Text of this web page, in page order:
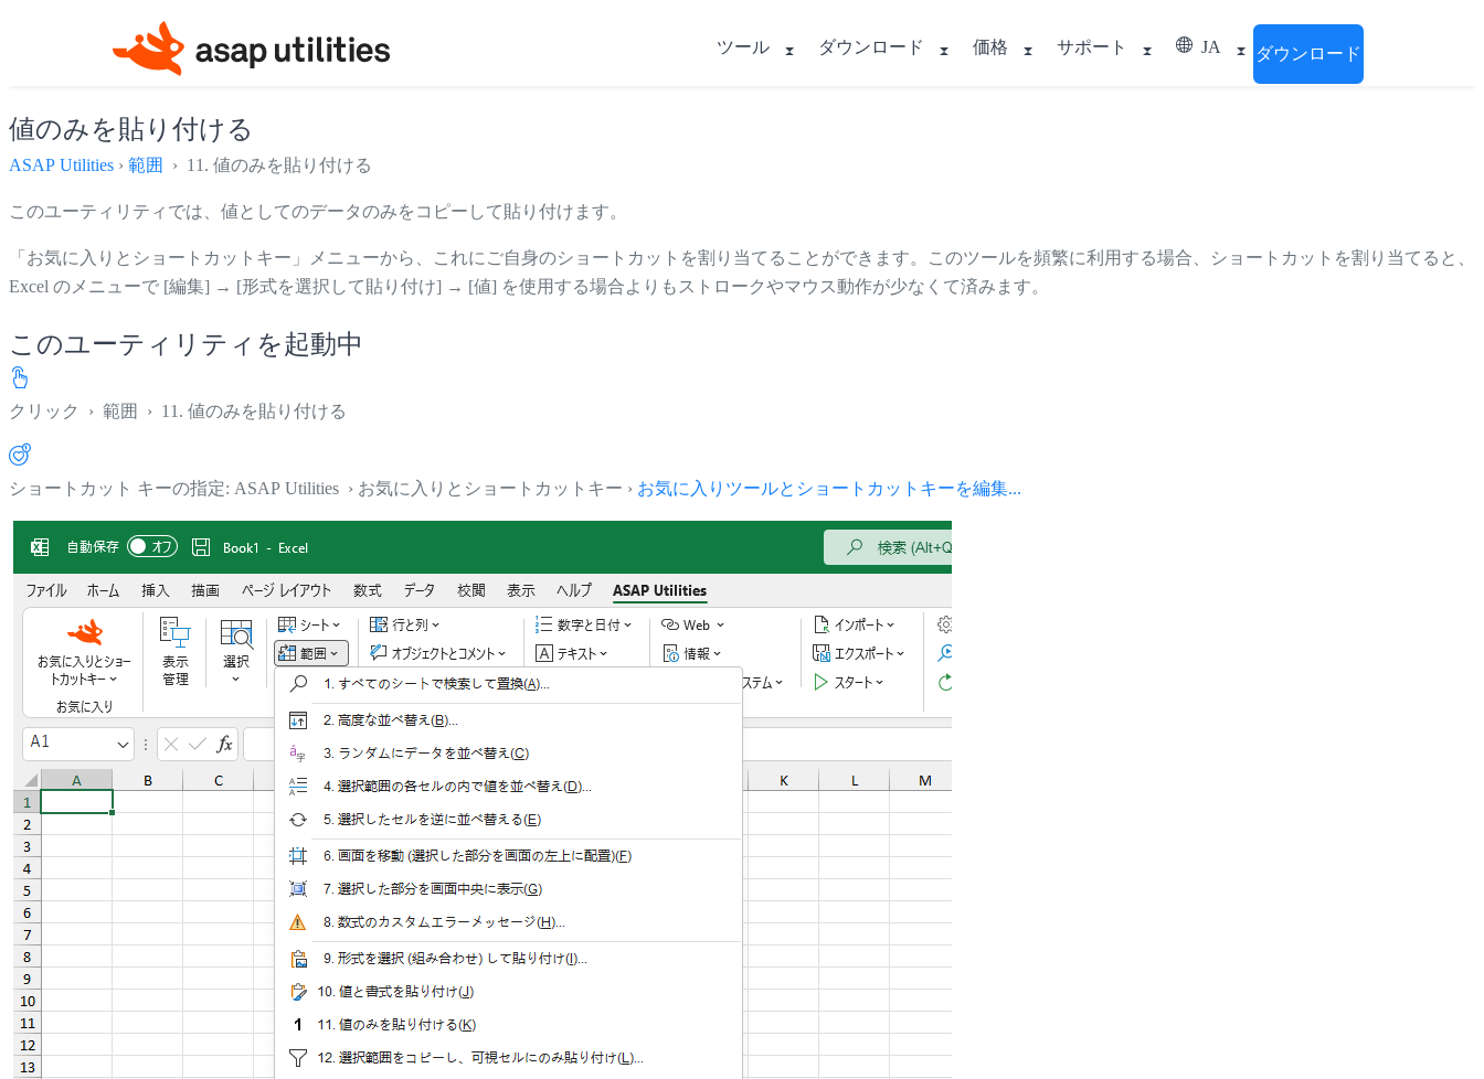
ツール ダウンロード 価格 サポート JA ダウンロード
値のみを貼り付ける
ASAP Utilities › 範囲 › 11. 値のみを貼り付ける
このユーティリティでは、値としてのデータのみをコピーして貼り付けます。
「お気に入りとショートカットキー」メニューから、これにご自身のショートカットを割り当てることができます。このツールを頻繁に利用する場合、ショートカットを割り当てると、
Excel のメニューで [編集] → [形式を選択して貼り付け] → [値] を使用する場合よりもストロークやマウス動作が少なくて済みます。
このユーティリティを起動中
クリック › 範囲 › 11. 値のみを貼り付ける
ショートカット キーの指定: ASAP Utilities › お気に入りとショートカットキー › お気に入りツールとショートカットキーを編集...